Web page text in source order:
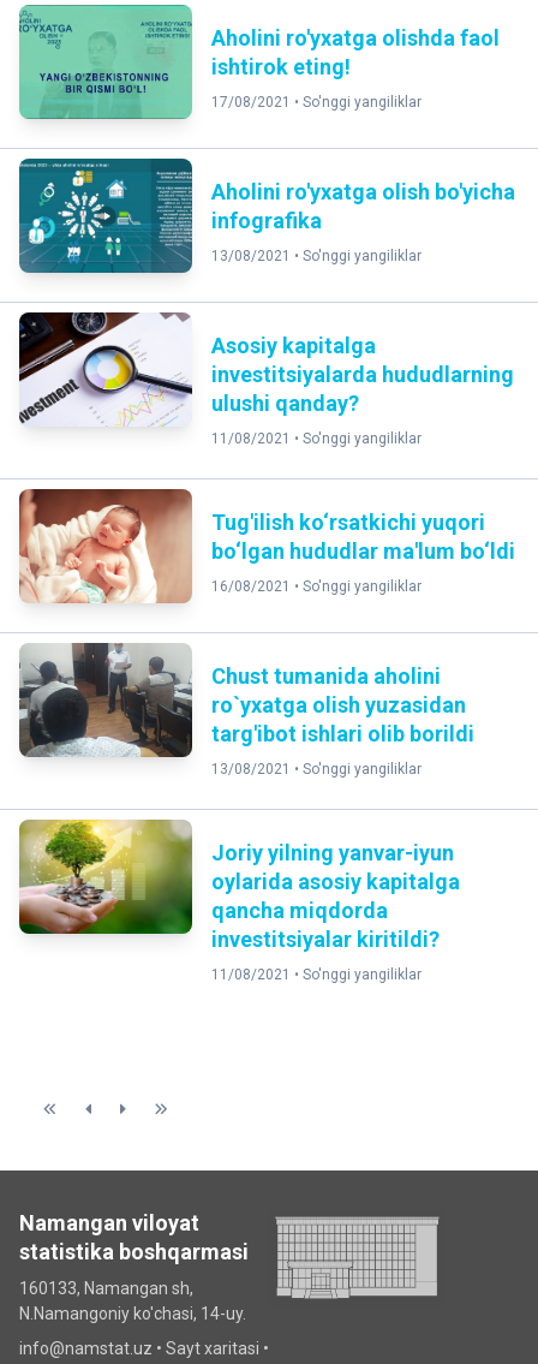
Aholini ro'yxatga olishda faol
ishtirok eting!
17/08/2021 • So'nggi yangiliklar
Aholini ro'yxatga olish bo'yicha
infografika
13/08/2021 • So'nggi yangiliklar
Asosiy kapitalga
investitsiyalarda hududlarning
ulushi qanday?
11/08/2021 • So'nggi yangiliklar
Tug'ilish ko‘rsatkichi yuqori
bo‘lgan hududlar ma'lum bo‘ldi
16/08/2021 • So'nggi yangiliklar
Chust tumanida aholini
ro`yxatga olish yuzasidan
targ'ibot ishlari olib borildi
13/08/2021 • So'nggi yangiliklar
Joriy yilning yanvar-iyun
oylarida asosiy kapitalga
qancha miqdorda
investitsiyalar kiritildi?
11/08/2021 • So'nggi yangiliklar
Namangan viloyat
statistika boshqarmasi
160133, Namangan sh,
N.Namangoniy ko'chasi, 14-uy.
info@namstat.uz • Sayt xaritasi •